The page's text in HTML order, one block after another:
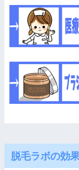
脱毛ラボの効